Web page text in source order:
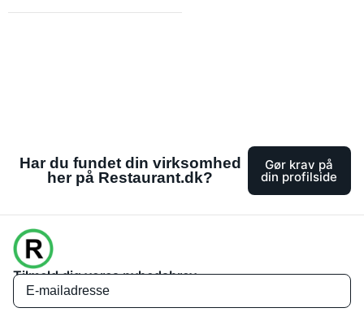
Har du fundet din virksomhed
her på Restaurant.dk?
Gør krav på
din profilside
Tilmeld dig vores nyhedsbrev